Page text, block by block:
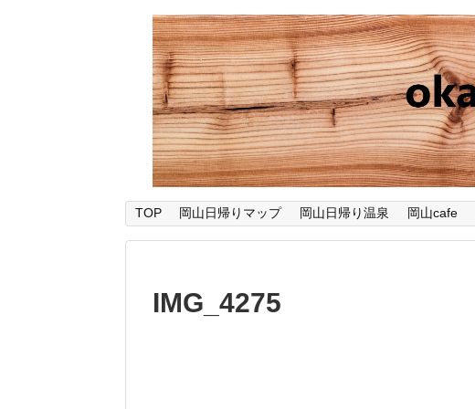
TOP 岡山日帰りマップ 岡山日帰り温泉 岡山cafe
IMG_4275